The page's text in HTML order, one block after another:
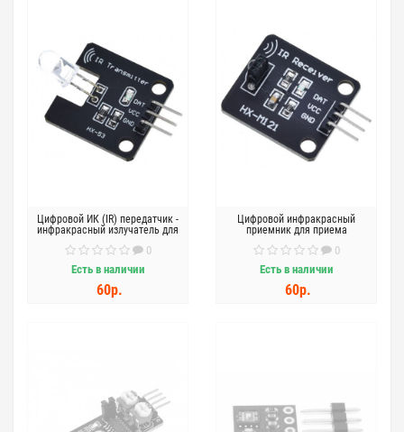
Цифровой ИК (IR) передатчик -
инфракрасный излучатель для
0
Есть в наличии
60р.
Цифровой инфракрасный
приемник для приема
дистанционного управления
0
Есть в наличии
60р.